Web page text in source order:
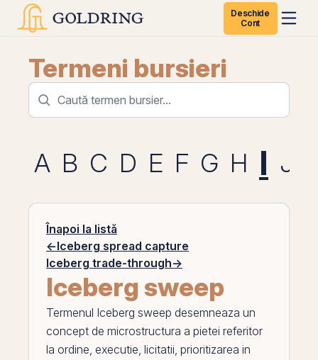
Deschide
Cont
Termeni bursieri
A B C D E F G H I J
Înapoi la listă
←Iceberg spread capture
Iceberg trade-through→
Iceberg sweep
Termenul Iceberg sweep desemneaza un
concept de microstructura a pietei referitor
la ordine, executie, licitatii, prioritizarea in